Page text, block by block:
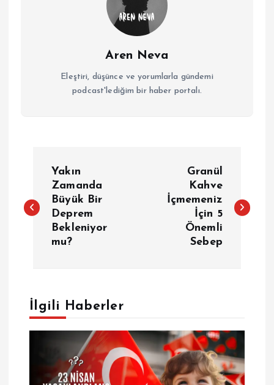
Aren Neva
Eleştiri, düşünce ve yorumlarla gündemi
podcast'lediğim bir haber portalı.
z
e
Yakın
Zamanda
Büyük Bir
Deprem
Bekleniyor
mu?
Granül
Kahve
İçmemeniz
İçin 5
Önemli
Sebep
İlgili Haberler